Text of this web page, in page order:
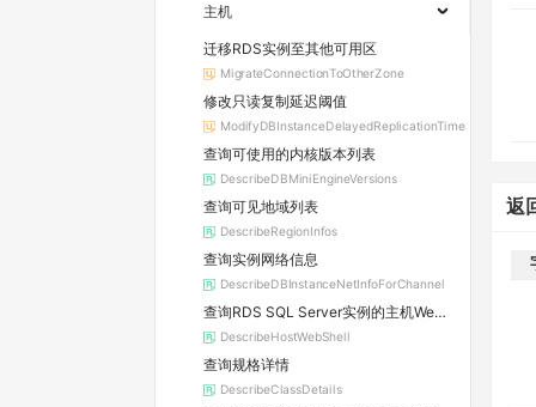
主机
迁移RDS实例至其他可用区
MigrateConnectionToOtherZone
修改只读复制延迟阈值
ModifyDBInstanceDelayedReplicationTime
查询可使用的内核版本列表
DescribeDBMiniEngineVersions
查询可见地域列表
DescribeRegionInfos
查询实例网络信息
DescribeDBInstanceNetInfoForChannel
查询RDS SQL Server实例的主机WebShell登录信息
DescribeHostWebShell
查询规格详情
DescribeClassDetails
返